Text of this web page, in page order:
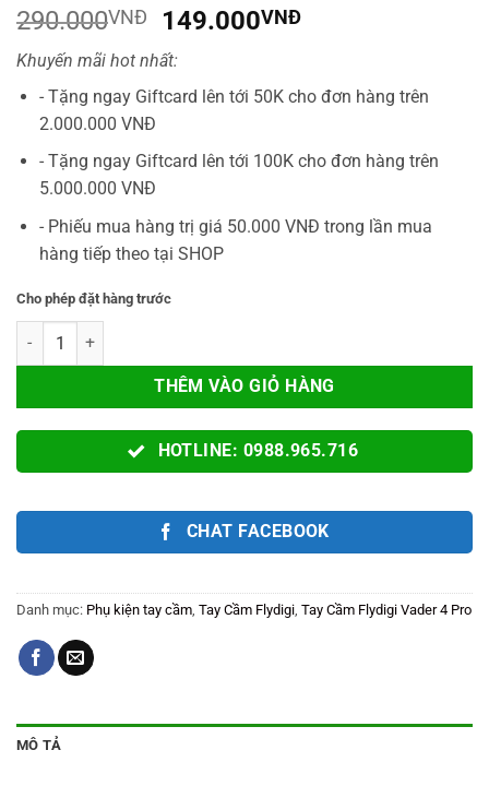
290.000VNĐ
Giá
gốc
là:
290.000VNĐ.
149.000VNĐGiá
là:
Khuyến mãi hot nhất:
- Tặng ngay Giftcard lên tới 50K cho đơn hàng trên
2.000.000 VNĐ
- Tặng ngay Giftcard lên tới 100K cho đơn hàng trên
5.000.000 VNĐ
- Phiếu mua hàng trị giá 50.000 VNĐ trong lần mua
hàng tiếp theo tại SHOP
Cho phép đặt hàng trước
Hộp Đựng Tay Cầm Chống Sốc Chính Hãng Flydigi Cho Tay Cầm
THÊM VÀO GIỎ HÀNG
HOTLINE: 0988.965.716
CHAT FACEBOOK
Danh mục: Phụ kiện tay cầm Tay Cầm Flydigi Tay Cầm Flydigi Vader 4 Pro
MÔ TẢ